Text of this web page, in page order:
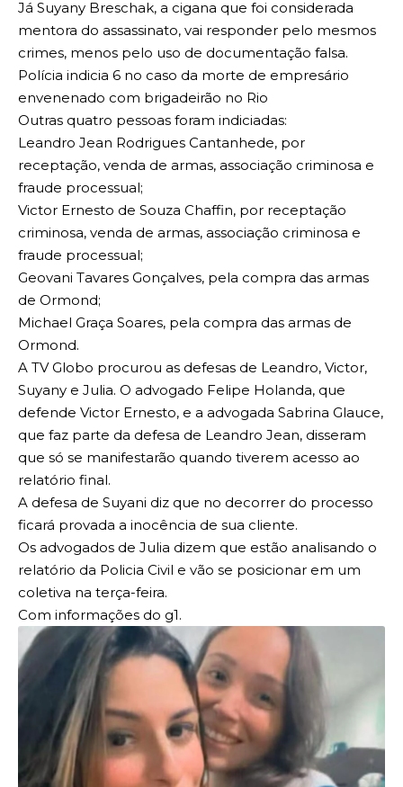
Já Suyany Breschak, a cigana que foi considerada
mentora do assassinato, vai responder pelo mesmos
crimes, menos pelo uso de documentação falsa.
Polícia indicia 6 no caso da morte de empresário
envenenado com brigadeirão no Rio
Outras quatro pessoas foram indiciadas:
Leandro Jean Rodrigues Cantanhede, por
receptação, venda de armas, associação criminosa e
fraude processual;
Victor Ernesto de Souza Chaffin, por receptação
criminosa, venda de armas, associação criminosa e
fraude processual;
Geovani Tavares Gonçalves, pela compra das armas
de Ormond;
Michael Graça Soares, pela compra das armas de
Ormond.
A TV Globo procurou as defesas de Leandro, Victor,
Suyany e Julia. O advogado Felipe Holanda, que
defende Victor Ernesto, e a advogada Sabrina Glauce,
que faz parte da defesa de Leandro Jean, disseram
que só se manifestarão quando tiverem acesso ao
relatório final.
A defesa de Suyani diz que no decorrer do processo
ficará provada a inocência de sua cliente.
Os advogados de Julia dizem que estão analisando o
relatório da Policia Civil e vão se posicionar em um
coletiva na terça-feira.
Com informações do g1.